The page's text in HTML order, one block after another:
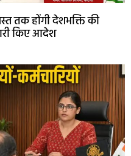
तक होंगी देशभक्ति की
किए आदेश